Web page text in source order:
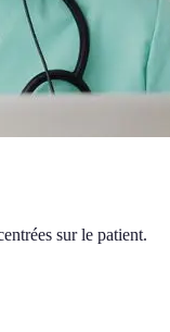
sur le patient.